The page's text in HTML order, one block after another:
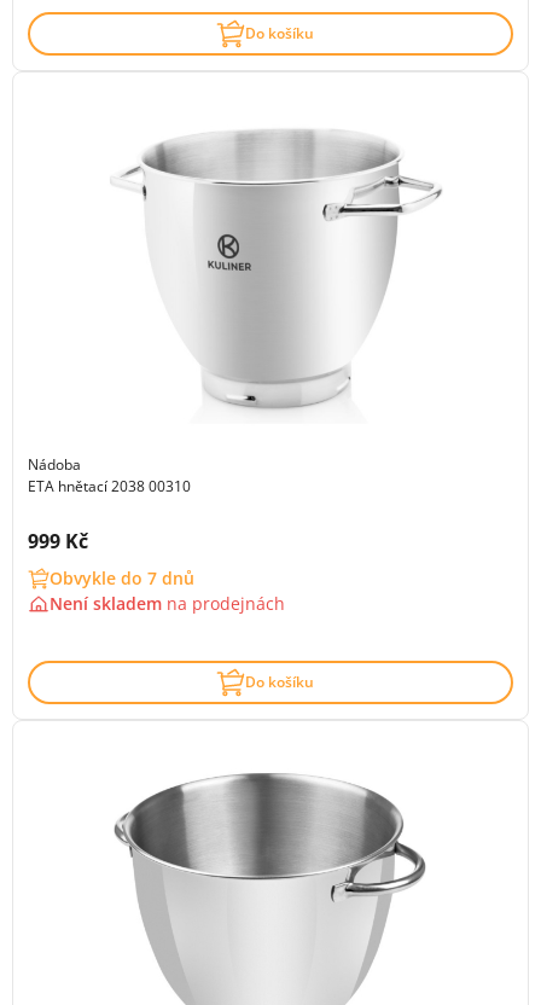
Do košíku
Nádoba
ETA hnětací 2038 00310
Cena s DPH:
999 Kč
Obvykle do 7 dnů
Není skladem na prodejnách
Do košíku